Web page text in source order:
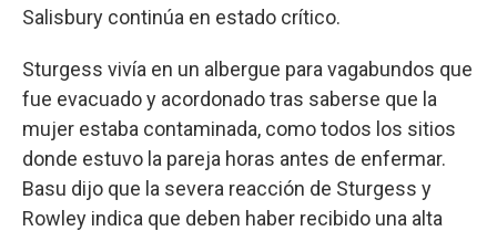
Salisbury continúa en estado crítico.
Sturgess vivía en un albergue para vagabundos que
fue evacuado y acordonado tras saberse que la
mujer estaba contaminada, como todos los sitios
donde estuvo la pareja horas antes de enfermar.
Basu dijo que la severa reacción de Sturgess y
Rowley indica que deben haber recibido una alta